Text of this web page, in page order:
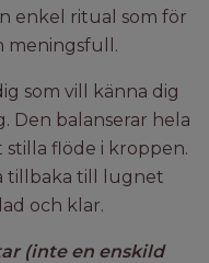
enkel ritual som för
meningsfull.
som vill känna dig
Den balanserar hela
flöde i kroppen.
tillbaka till lugnet
och klar.
(inte en enskild